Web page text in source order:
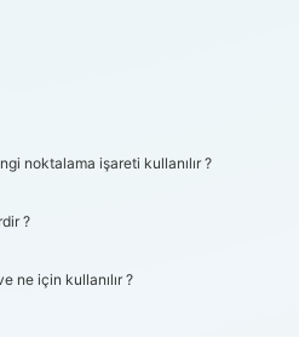
noktalama işareti kullanılır ?
?
ne için kullanılır ?